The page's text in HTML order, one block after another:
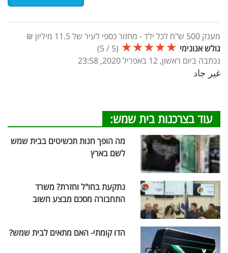
מענק 500 ש"ח לכל ילד - מחזור כספי לעיר של 11.5 מיליון ₪
גולש אנונימי ★
★
★
★
★
(
5
/
5
)
נכתבה ביום ראשון, 12 באפריל 2020, 23:58
غير جاد
עוד בצרכנות בית שמש:
מה הופך חנות תכשיטים בבית שמש
לשם בארץ
נתקעת בחו"ל וחזרת? משרד
התחבורה מסכם מבצע חשוב
הדו קומתי- האם מתאים לבית שמש?